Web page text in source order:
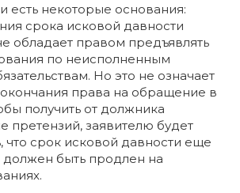
есть некоторые основания:
срока исковой давности
обладает правом предъявлять
по неисполненным
Но это не означает
права на обращение в
получить от должника
претензий, заявителю будет
что срок исковой давности еще
должен быть продлен на